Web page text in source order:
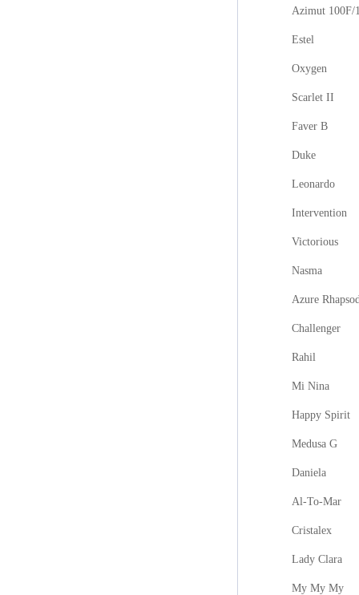
Azimut 100F/
Estel
Oxygen
Scarlet II
Faver B
Duke
Leonardo
Intervention
Victorious
Nasma
Azure
Challenger
Rahil
Mi Nina
Happy Spirit
Medusa G
Daniela
Al-To-Mar
Cristalex
Lady Clara
My My My